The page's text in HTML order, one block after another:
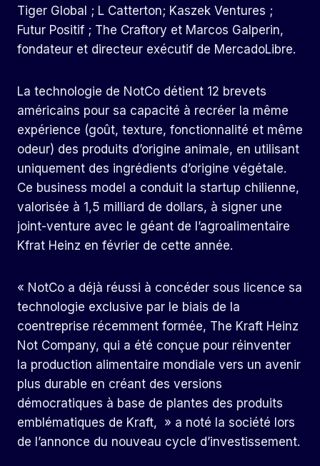
Tiger Global ; L Catterton; Kaszek Ventures ;
Futur Positif ; The Craftory et Marcos Galperin,
fondateur et directeur exécutif de MercadoLibre.
La technologie de NotCo détient 12 brevets
américains pour sa capacité à recréer la même
expérience (goût, texture, fonctionnalité et même
odeur) des produits d’origine animale, en utilisant
uniquement des ingrédients d’origine végétale.
Ce business model a conduit la startup chilienne,
valorisée à 1,5 milliard de dollars, à signer une
joint-venture avec le géant de l’agroalimentaire
Kfrat Heinz en février de cette année.
« NotCo a déjà réussi à concéder sous licence sa
technologie exclusive par le biais de la
coentreprise récemment formée, The Kraft Heinz
Not Company, qui a été conçue pour réinventer
la production alimentaire mondiale vers un avenir
plus durable en créant des versions
démocratiques à base de plantes des produits
emblématiques de Kraft, » a noté la société lors
de l’annonce du nouveau cycle d’investissement.